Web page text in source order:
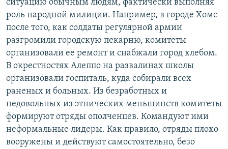
ситуацию обычным людям, фактически выполняя
роль народной милиции. Например, в городе Хомс
после того, как солдаты регулярной армии
разгромили городскую пекарню, комитеты
организовали ее ремонт и снабжали город хлебом.
В окрестностях Алеппо на развалинах школы
организовали госпиталь, куда собирали всех
раненых и больных. Из безработных и
недовольных из этнических меньшинств комитеты
формируют отряды ополченцев. Командуют ими
неформальные лидеры. Как правило, отряды плохо
вооружены и действуют самостоятельно, безо